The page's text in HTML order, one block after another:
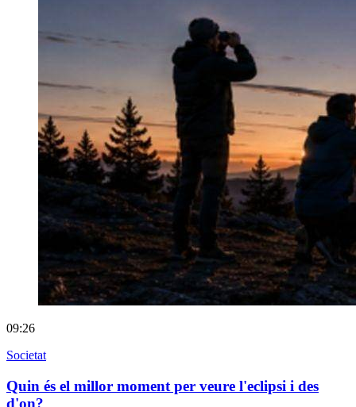
09:26
Societat
Quin és el millor moment per veure l'eclipsi i des
d'on?